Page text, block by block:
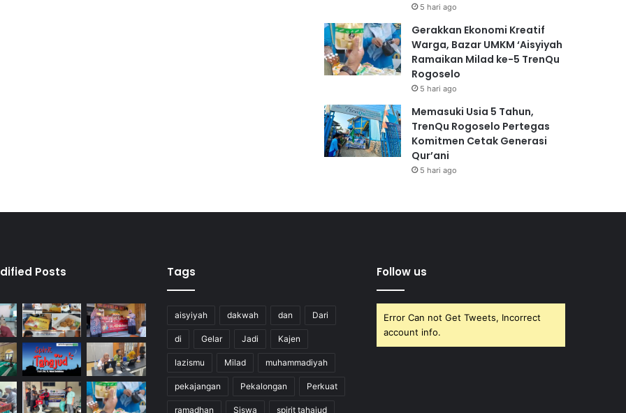
5 hari ago
Gerakkan Ekonomi Kreatif
Warga, Bazar UMKM ‘Aisyiyah
Ramaikan Milad ke-5 TrenQu
Rogoselo
5 hari ago
Memasuki Usia 5 Tahun,
TrenQu Rogoselo Pertegas
Komitmen Cetak Generasi
Qur’ani
5 hari ago
Posts Tags
aisyiyah dakwah dan Dari
di Gelar Jadi Kajen
lazismu Milad muhammadiyah
pekajangan Pekalongan Perkuat
ramadhan Siswa spirit tahajud
Follow us
Error Can not Get Tweets, Incorrect
account info.